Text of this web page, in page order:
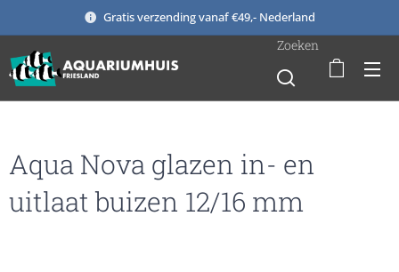
Gratis verzending vanaf €49,- Nederland
Zoeken
Aqua Nova glazen in- en
uitlaat buizen 12/16 mm